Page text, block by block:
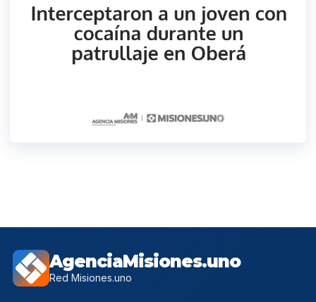
AgenciaMisiones.uno
Red Misiones.uno